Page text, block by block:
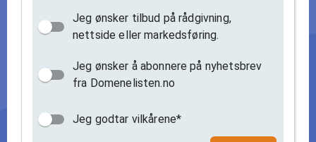
Jeg ønsker tilbud på rådgivning,
nettside eller markedsføring.
Jeg ønsker å abonnere på nyhetsbrev
fra Domenelisten.no
Jeg godtar vilkårene*